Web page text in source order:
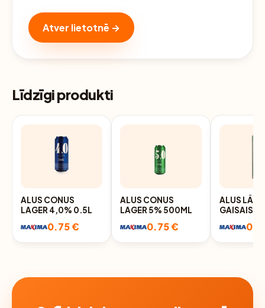
Atver lietotnē →
Līdzīgi produkti
ALUS CONUS
LAGER 4,0% 0.5L
0.75 €
ALUS CONUS
LAGER 5% 500ML
0.75 €
ALUS
GAISAIS